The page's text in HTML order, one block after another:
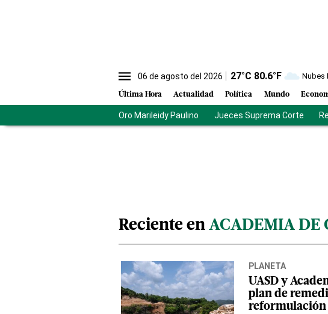
06 de agosto del 2026 27°C 80.6°F Nubes
Última Hora Actualidad Política Mundo
Oro Marileidy Paulino Jueces Suprema Corte
Reciente en ACADEMIA DE
PLANETA
UASD y
plan de
reformulación